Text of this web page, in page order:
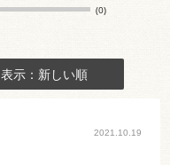
(0)
表示：新しい順
2021.10.19